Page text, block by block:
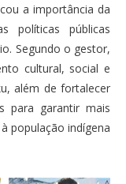
a importância da
políticas públicas
Segundo o gestor,
cultural, social e
além de fortalecer
para garantir mais
população indígena